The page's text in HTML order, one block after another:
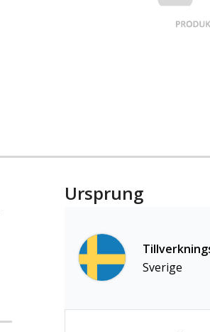
Ursprung
Sverige